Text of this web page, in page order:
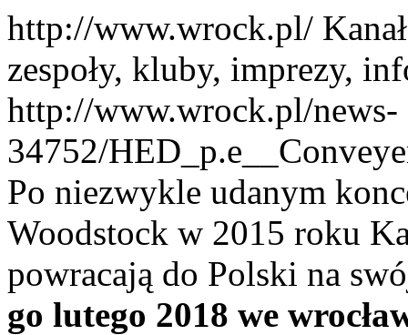
http://www.wrock.pl/
zespoły, kluby, imprezy,
http://www.wrock.pl/news-
34752/
Po niezwykle udanym
Woodstock w 2015 roku
powracają do Polski na
go lutego 2018 we